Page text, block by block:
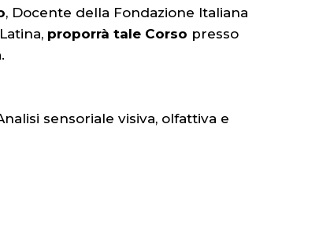
, Docente della Fondazione Italiana
proporrà tale Corso presso
sensoriale visiva, olfattiva e